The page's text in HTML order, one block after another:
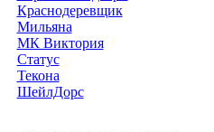
Краснодеревщик
Мильяна
МК Виктория
Статус
Текона
ШейлДорс